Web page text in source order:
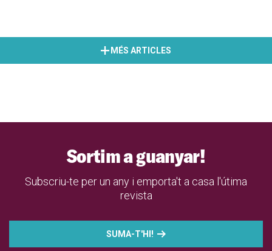
MÉS ARTICLES
Sortim a guanyar!
Subscriu-te per un any i emporta't a casa l'útima
revista
SUMA-T'HI!